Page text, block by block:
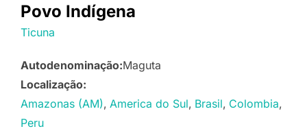
Povo Indígena
Ticuna
Autodenominação:Maguta
Localização:
Amazonas (AM) America do Sul Brasil Colombia
Peru